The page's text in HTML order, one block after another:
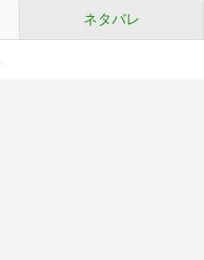
ネタバレ